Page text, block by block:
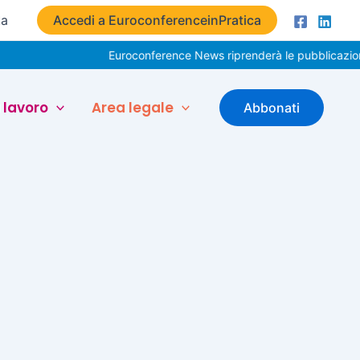
Accedi a EuroconferenceinPratica
Euroconference News riprenderà le
lavoro Area legale Abbonati